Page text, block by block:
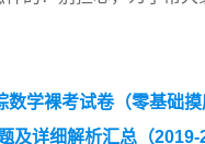
数学裸考试卷（零基础
及详细解析汇总（2019-